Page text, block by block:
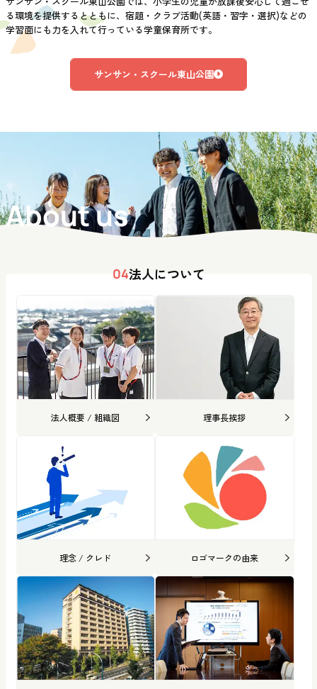
る環境を提供するとともに、宿題・クラブ活動(英語・習字・選択)などの
学習面にも力を入れて行っている学童保育所です。
サンサン・スクール東山公園
About us
04法人について
法人概要 / 組織図 理事長挨拶
理念 / クレド ロゴマークの由来